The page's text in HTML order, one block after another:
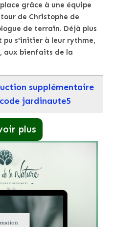
grâce à une équipe
de Christophe de
de terrain. Déjà plus
pu s'initier à leur rythme,
aux bienfaits de la
supplémentaire
jardinaute5
plus